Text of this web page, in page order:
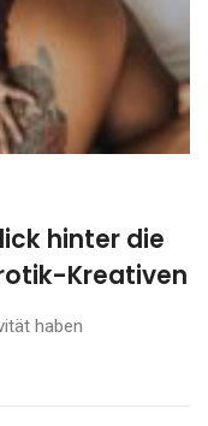
hinter die
Kreativen
haben